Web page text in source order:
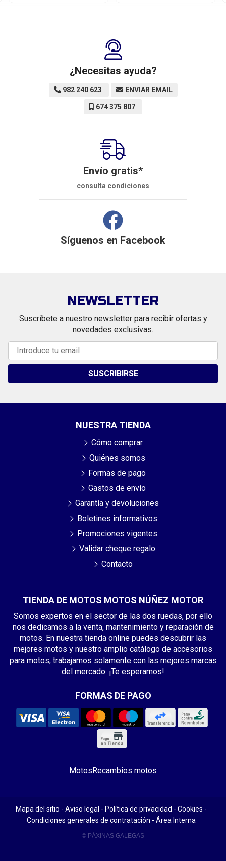
¿Necesitas ayuda?
982 240 623 ENVIAR EMAIL
674 375 807
Envío gratis*
consulta condiciones
Síguenos en Facebook
NEWSLETTER
Suscríbete a nuestro newsletter para recibir ofertas y
novedades exclusivas.
SUSCRIBIRSE
TIENDA DE MOTOS MOTOS NÚÑEZ MOTOR
Somos expertos en el sector de las dos ruedas, por ello
nos dedicamos a la venta, mantenimiento y reparación de
motos. En nuestra tienda online puedes descubrir las
mejores motos y nuestro amplio catálogo de accesorios
para motos, trabajamos solamente con las mejores marcas
del mercado. ¡Te esperamos!
FORMAS DE PAGO
NUESTRA TIENDA
Cómo comprar
Quiénes somos
Formas de pago
Gastos de envío
Garantía y devoluciones
Boletines informativos
Promociones vigentes
Validar cheque regalo
Contacto
MotosRecambios motos
Mapa del sitio - Aviso legal - Política de privacidad - Cookies -
Condiciones generales de contratación - Área Interna
© PÁXINAS GALEGAS